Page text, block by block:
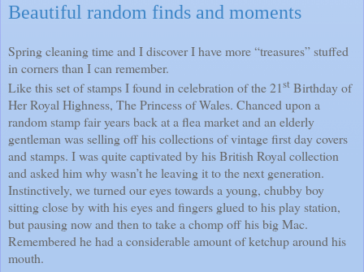
Beautiful random finds and moments
Spring cleaning time and I discover I have more “treasures” stuffed
in corners than I can remember.
Like this set of stamps I found in celebration of the 21st Birthday of
Her Royal Highness, The Princess of Wales. Chanced upon a
random stamp fair years back at a flea market and an elderly
gentleman was selling off his collections of vintage first day covers
and stamps. I was quite captivated by his British Royal collection
and asked him why wasn’t he leaving it to the next generation.
Instinctively, we turned our eyes towards a young, chubby boy
sitting close by with his eyes and fingers glued to his play station,
but pausing now and then to take a chomp off his big Mac.
Remembered he had a considerable amount of ketchup around his
mouth.